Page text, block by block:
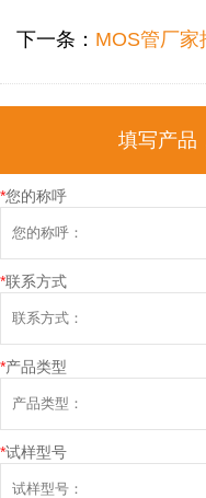
下一条： MOS管厂家推荐：代换
填写产品
*您的称呼
*联系方式
*产品类型
*试样型号